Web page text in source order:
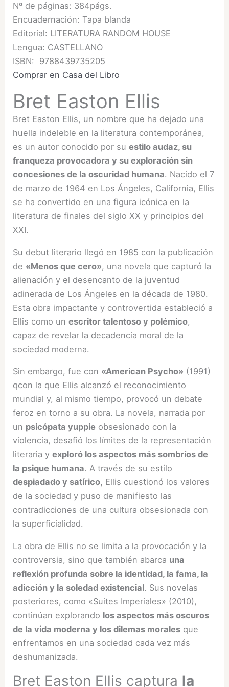
Nº de páginas: 384págs.
Encuadernación: Tapa blanda
Editorial: LITERATURA RANDOM HOUSE
Lengua: CASTELLANO
ISBN: 9788439735205
Comprar en Casa del Libro
Bret Easton Ellis
Bret Easton Ellis, un nombre que ha dejado una
huella indeleble en la literatura contemporánea,
es un autor conocido por suestilo audaz, su
franqueza provocadora y su exploración sin
concesiones de la oscuridad humana. Nacido el 7
de marzo de 1964 en Los Ángeles, California, Ellis
se ha convertido en una figura icónica en la
literatura de finales del siglo XX y principios del
XXI.
Su debut literario llegó en 1985 con la publicación
de «Menos que cero», una novela que capturó la
alienación y el desencanto de la juventud
adinerada de Los Ángeles en la década de 1980.
Esta obra impactante y controvertida estableció a
Ellis como unescritor talentoso y polémico,
capaz de revelar la decadencia moral de la
sociedad moderna.
Sin embargo, fue con «American Psycho» (1991)
qcon la que Ellis alcanzó el reconocimiento
mundial y, al mismo tiempo, provocó un debate
feroz en torno a su obra. La novela, narrada por
un psicópata yuppie obsesionado con la
violencia, desafió los límites de la representación
literaria yexploró los aspectos más sombríos de
la psique humana. A través de su estilo
despiadado y satírico, Ellis cuestionó los valores
de la sociedad y puso de manifiesto las
contradicciones de una cultura obsesionada con
la superficialidad.
La obra de Ellis no se limita a la provocación y la
controversia, sino que también abarca una
reflexión profunda sobre la identidad, la fama, la
adicción y la soledad existencial. Sus novelas
posteriores, como «Suites Imperiales» (2010),
continúan explorando los aspectos más oscuros
de la vida moderna y los dilemas morales que
enfrentamos en una sociedad cada vez más
deshumanizada.
Bret Easton Ellis captura la